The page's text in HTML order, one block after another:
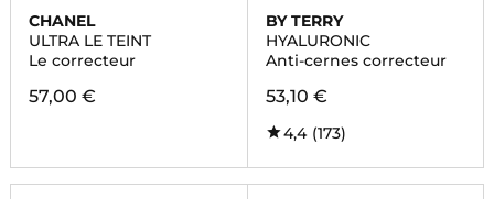
CHANEL
ULTRA LE TEINT
Le correcteur
57,00 €
BY TERRY
HYALURONIC
Anti-cernes correcteur
53,10 €
4,4 (173)